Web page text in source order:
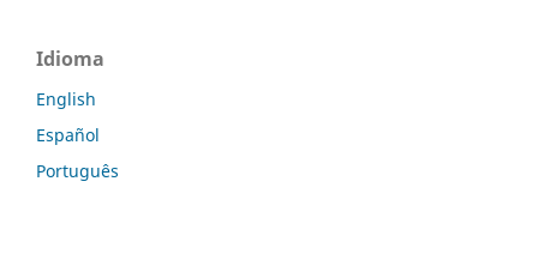
Idioma
English
Español
Português